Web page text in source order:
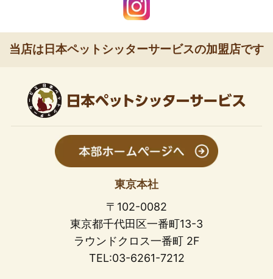
当店は日本ペットシッターサービスの加盟店です
東京本社
〒102-0082
東京都千代田区一番町13-3
ラウンドクロス一番町 2F
TEL:03-6261-7212